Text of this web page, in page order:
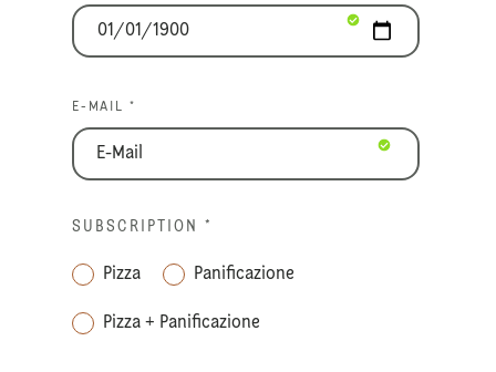
E-MAIL *
SUBSCRIPTION *
Pizza Panificazione
Pizza + Panificazione